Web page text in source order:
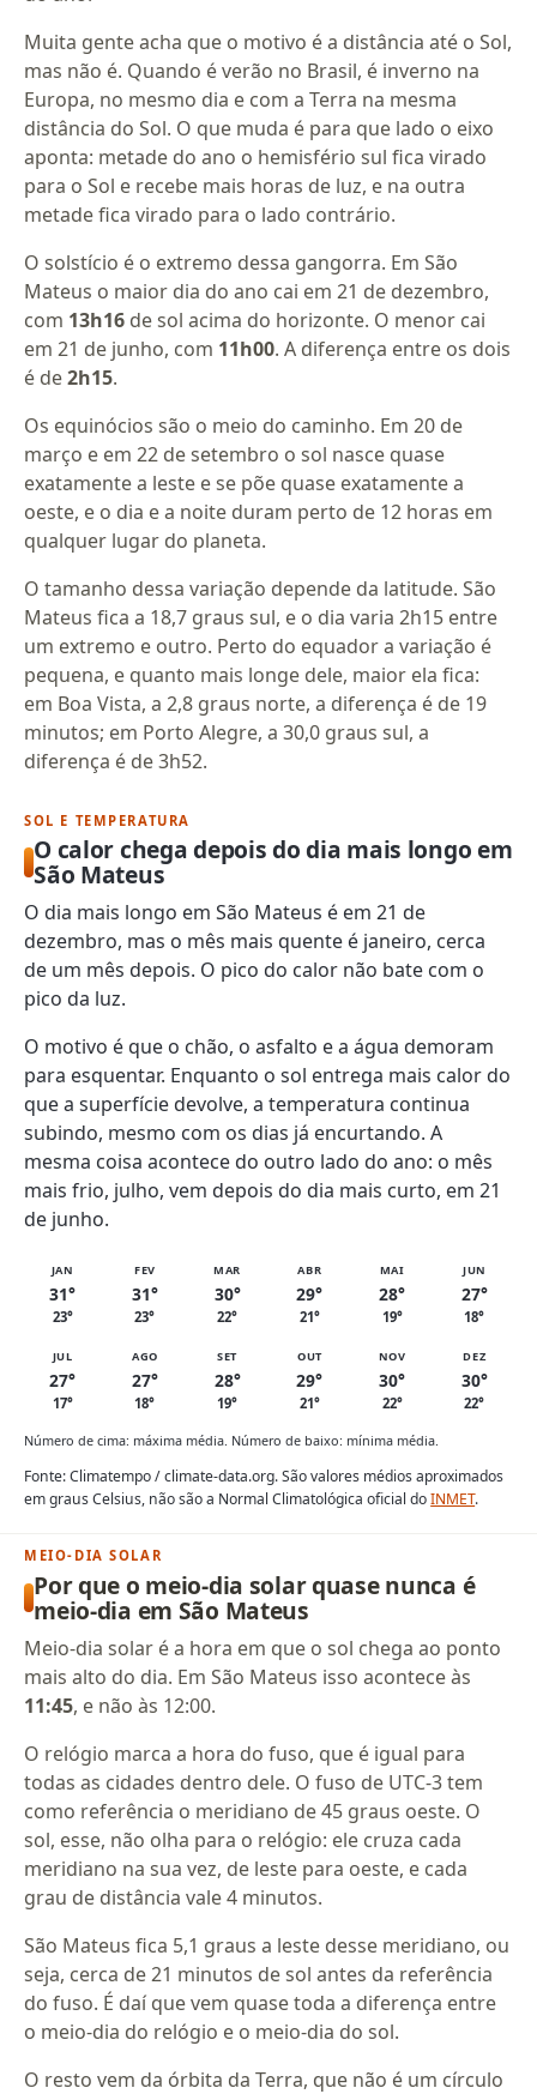
Muita gente acha que o motivo é a distância até o Sol,
mas não é. Quando é verão no Brasil, é inverno na
Europa, no mesmo dia e com a Terra na mesma
distância do Sol. O que muda é para que lado o eixo
aponta: metade do ano o hemisfério sul fica virado
para o Sol e recebe mais horas de luz, e na outra
metade fica virado para o lado contrário.
O solstício é o extremo dessa gangorra. Em São
Mateus o maior dia do ano cai em 21 de dezembro,
com 13h16 de sol acima do horizonte. O menor cai
em 21 de junho, com 11h00. A diferença entre os dois
é de2h15.
Os equinócios são o meio do caminho. Em 20 de
março e em 22 de setembro o sol nasce quase
exatamente a leste e se põe quase exatamente a
oeste, e o dia e a noite duram perto de 12 horas em
qualquer lugar do planeta.
O tamanho dessa variação depende da latitude. São
Mateus fica a 18,7 graus sul, e o dia varia 2h15 entre
um extremo e outro. Perto do equador a variação é
pequena, e quanto mais longe dele, maior ela fica:
em Boa Vista, a 2,8 graus norte, a diferença é de 19
minutos; em Porto Alegre, a 30,0 graus sul, a
diferença é de 3h52.
SOL E TEMPERATURA
O calor chega depois do dia mais longo em
São Mateus
O dia mais longo em São Mateus é em 21 de
dezembro, mas o mês mais quente é janeiro, cerca
de um mês depois. O pico do calor não bate com o
pico da luz.
O motivo é que o chão, o asfalto e a água demoram
para esquentar. Enquanto o sol entrega mais calor do
que a superfície devolve, a temperatura continua
subindo, mesmo com os dias já encurtando. A
mesma coisa acontece do outro lado do ano: o mês
mais frio, julho, vem depois do dia mais curto, em 21
de junho.
JAN
31°
23°
FEV
31°
23°
MAR
30°
22°
ABR
29°
21°
MAI
28°
19°
JUN
27°
18°
JUL
27°
17°
AGO
27°
18°
SET
28°
19°
OUT
29°
21°
NOV
30°
22°
DEZ
30°
22°
Número de cima: máxima média. Número de baixo: mínima média.
Fonte: Climatempo / climate-data.org. São valores médios aproximados
em graus Celsius, não são a Normal Climatológica oficial doINMET.
MEIO-DIA SOLAR
Por que o meio-dia solar quase nunca é
meio-dia em São Mateus
Meio-dia solar é a hora em que o sol chega ao ponto
mais alto do dia. Em São Mateus isso acontece às
11:45, e não às 12:00.
O relógio marca a hora do fuso, que é igual para
todas as cidades dentro dele. O fuso de UTC-3 tem
como referência o meridiano de 45 graus oeste. O
sol, esse, não olha para o relógio: ele cruza cada
meridiano na sua vez, de leste para oeste, e cada
grau de distância vale 4 minutos.
São Mateus fica 5,1 graus a leste desse meridiano, ou
seja, cerca de 21 minutos de sol antes da referência
do fuso. É daí que vem quase toda a diferença entre
o meio-dia do relógio e o meio-dia do sol.
O resto vem da órbita da Terra, que não é um círculo